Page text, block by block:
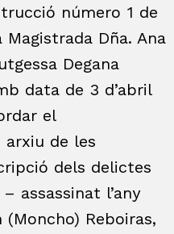
número 1 de
Dña. Ana
Degana
data de 3 d’abril
el
de les
dels delictes
assassinat l’any
(Moncho) Reboiras,